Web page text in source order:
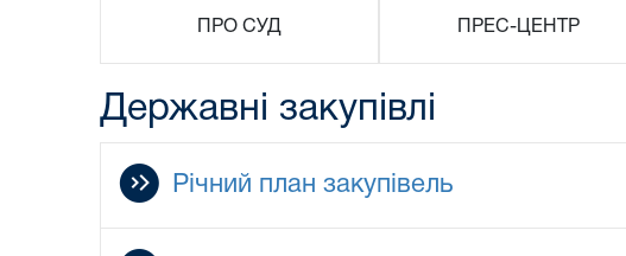
ПРО СУД ПРЕС-ЦЕНТР
Державні закупівлі
Річний план закупівель